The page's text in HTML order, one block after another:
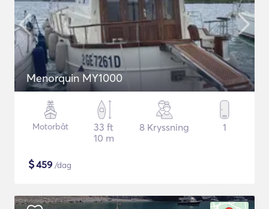
Menorquin MY1000
Motorbåt
33 ft
10 m
8 Kryssning 1
$459 /dag